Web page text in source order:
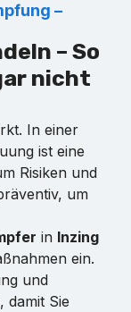
–
– So
nicht
In einer
ist eine
Risiken und
um
in Inzing
ein.
und
, damit Sie